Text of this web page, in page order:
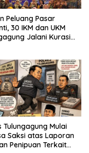
Peluang Pasar
30 IKM dan UKM
Jalani Kurasi
Tulungagung Mulai
Saksi atas Laporan
Penipuan Terkait